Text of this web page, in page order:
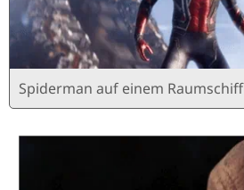
Spiderman auf einem Raumschiff